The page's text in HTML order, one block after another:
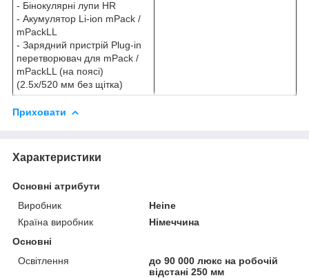
- Бінокулярні лупи HR
- Акумулятор Li-ion mPack /
mPackLL
- Зарядний пристрій Plug-in
перетворювач для mPack /
mPackLL (на поясі)
(2.5х/520 мм без щітка)
Приховати
Характеристики
Основні атрибути
Виробник
Heine
Країна виробник
Німеччина
Основні
Освітлення
до 90 000 люкс на робочій
відстані 250 мм